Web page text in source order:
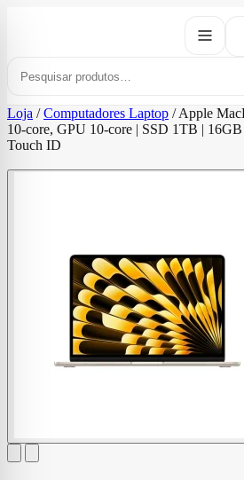
Loja / Computadores Laptop / Apple
10‑core, GPU 10‑core | SSD 1TB |
Touch ID